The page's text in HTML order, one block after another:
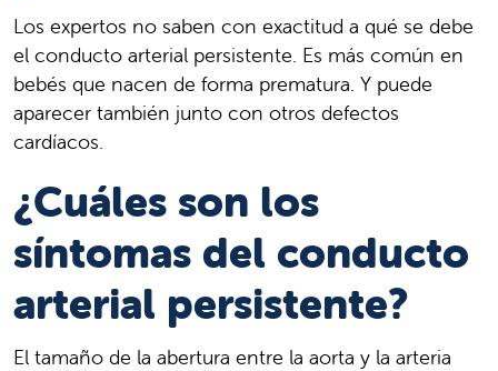
Los expertos no saben con exactitud a qué se debe
el conducto arterial persistente. Es más común en
bebés que nacen de forma prematura. Y puede
aparecer también junto con otros defectos
cardíacos.
¿Cuáles son los
síntomas del conducto
arterial persistente?
El tamaño de la abertura entre la aorta y la arteria